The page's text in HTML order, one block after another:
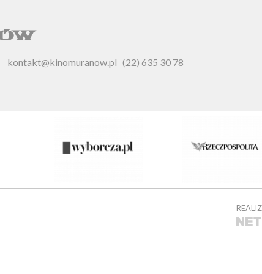
kontakt@kinomuranow.pl (22) 635 30 78